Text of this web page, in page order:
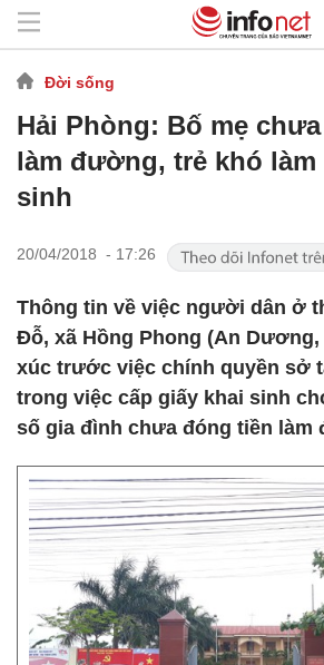
Đời sống
Hải Phòng: Bố mẹ
làm đường, trẻ khó làm
sinh
20/04/2018 - 17:26
Thông tin về việc người dân ở
Đỗ, xã Hồng Phong (An
xúc trước việc chính quyền sở
trong việc cấp giấy khai sinh
số gia đình chưa đóng tiền làm